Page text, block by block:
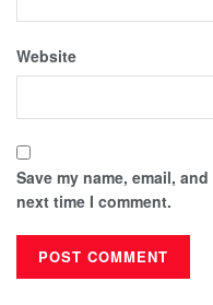
Website
Save my name, email,
next time I comment.